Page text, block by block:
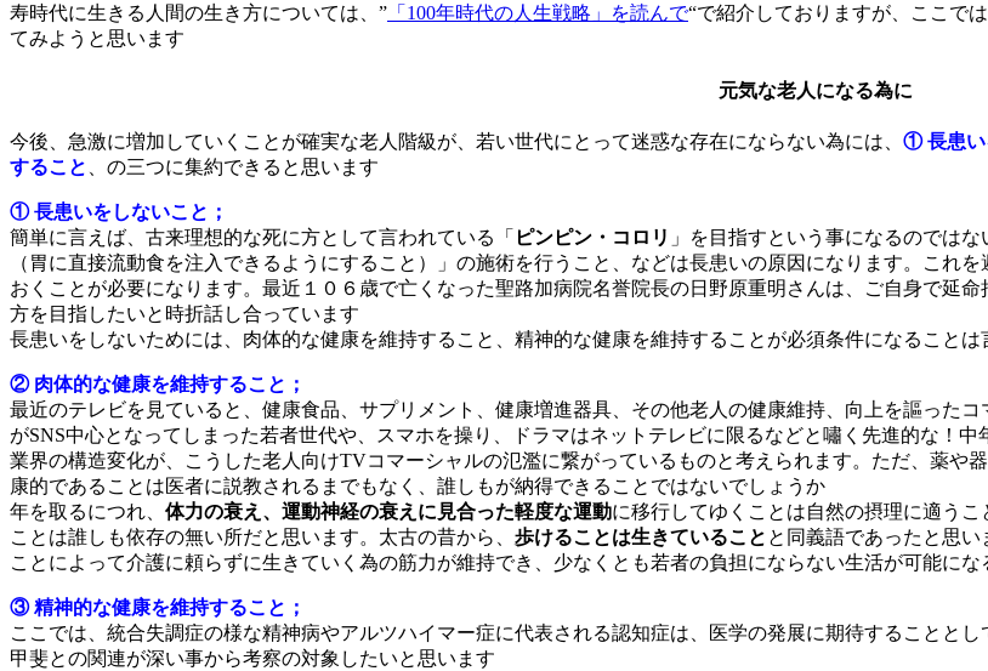
寿時代に生きる人間の生き方については、” 「100年時代の人生戦略」を読んで“で紹介しておりますが、ここでは
てみようと思います
元気な老人になる為に
今後、急激に増加していくことが確実な老人階級が、若い世代にとって迷惑な存在にならない為には、 ① 長患
すること
、の三つに集約できると思います
① 長患いをしないこと；
簡単に言えば、古来理想的な死に方として言われている「 ピンピン・コロリ 」を目指すという事になるのでは
（胃に直接流動食を注入できるようにすること）」の施術を行うこと、などは長患いの原因になります。これ
おくことが必要になります。最近１０６歳で亡くなった聖路加病院名誉院長の日野原重明さんは、ご自身で延
方を目指したいと時折話し合っています
長患いをしないためには、肉体的な健康を維持すること、精神的な健康を維持することが必須条件になることは
② 肉体的な健康を維持すること；
最近のテレビを見ていると、健康食品、サプリメント、健康増進器具、その他老人の健康維持、向上を謳った
がSNS中心となってしまった若者世代や、スマホを操り、ドラマはネットテレビに限るなどと嘯く先進的な！
業界の構造変化が、こうした老人向けTVコマーシャルの氾濫に繋がっているものと考えられます。ただ、薬や
康的であることは医者に説教されるまでもなく、誰しもが納得できることではないでしょうか
年を取るにつれ、 体力の衰え、運動神経の衰えに見合った軽度な運動に移行してゆくことは自然の摂理に適う
ことは誰しも依存の無い所だと思います。太古の昔から、 歩けることは生きていること と同義語であったと思
ことによって介護に頼らずに生きていく為の筋力が維持でき、少なくとも若者の負担にならない生活が可能に
③ 精神的な健康を維持すること；
ここでは、統合失調症の様な精神病やアルツハイマー症に代表される認知症は、医学の発展に期待することとし
甲斐との関連が深い事から考察の対象したいと思います